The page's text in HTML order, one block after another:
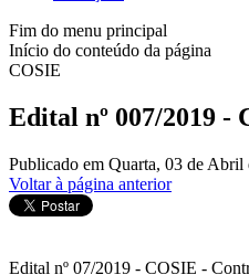
Fim do menu principal
Início do conteúdo da página
COSIE
Edital nº 007/2019 -
Publicado em Quarta, 03 de Abril
Voltar à página anterior
Edital nº 07/2019 - COSIE -